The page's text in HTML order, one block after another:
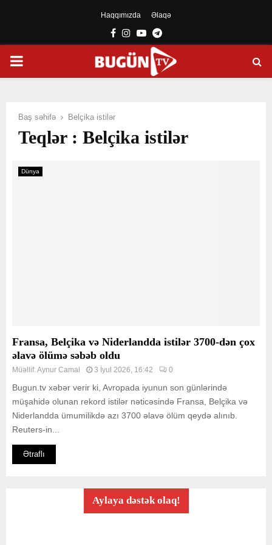
Haqqımızda Əlaqə
Facebook
Instagram
YoutubeTelegram
PRIMARY
Baş səhifə Belçika istilər
Teqlər : Belçika istilər
Dünya
Fransa, Belçika və Niderlandda istilər 3700-dən çox
əlavə ölümə səbəb oldu
Müəllif:Aynur Camal 3 İyul 2026, 16:42 0
Bugun.tv xəbər verir ki, Avropada iyunun son günlərində
müşahidə olunan rekord istilər nəticəsində Fransa, Belçika və
Niderlandda ümumilikdə azı 3700 əlavə ölüm qeydə alınıb.
Reuters-in...
Ətraflı
Aylaya dəstək olaq!